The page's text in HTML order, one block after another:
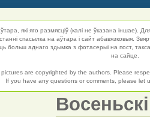
які яго размясціў (калі не ўказана
спасылка на аўтара і сайт абавязковыя.
больш аднаго здымка з фотасерыі на пост,
на сайце.
are copyrighted by the authors. Please
If you have any questions or comments, please let